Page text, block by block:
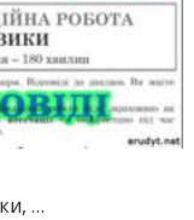
…